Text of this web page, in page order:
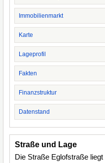
Immobilienmarkt
Karte
Lageprofil
Fakten
Finanzstruktur
Datenstand
Straße und Lage
Die Straße Eglofstraße liegt